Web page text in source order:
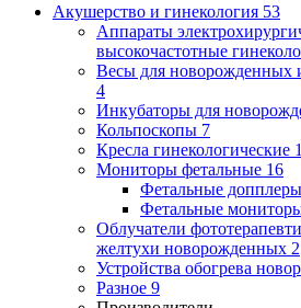
Акушерство и гинекология 53
Аппараты
высокочастотные
Весы для новорожденных
4
Инкубаторы для
Кольпоскопы 7
Кресла гинекологические
Мониторы фетальные 16
Фетальные допплеры
Фетальные
Облучатели
желтухи новорожденных 2
Устройства обогрева
Разное 9